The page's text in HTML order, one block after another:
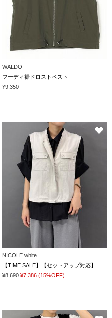
WALDO
フーディ裾ドロストベスト
¥9,350
NICOLE white
¥8,690 ¥7,386 (15%OFF)